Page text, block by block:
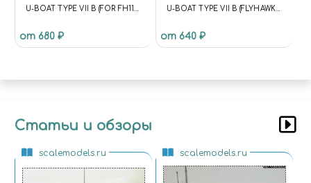
U-BOAT TYPE VII B (FOR FH1100
от 680 ₽
U-BOAT TYPE VII B (FLYHAWK
от 640 ₽
Статьи и обзоры
scalemodels.ru scalemodels.ru